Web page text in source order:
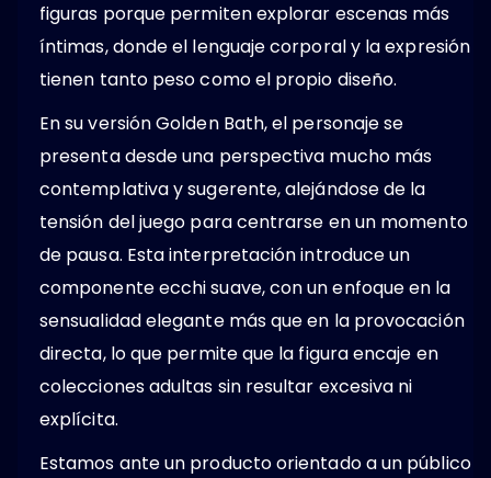
figuras porque permiten explorar escenas más
íntimas, donde el lenguaje corporal y la expresión
tienen tanto peso como el propio diseño.
En su versión Golden Bath, el personaje se
presenta desde una perspectiva mucho más
contemplativa y sugerente, alejándose de la
tensión del juego para centrarse en un momento
de pausa. Esta interpretación introduce un
componente ecchi suave, con un enfoque en la
sensualidad elegante más que en la provocación
directa, lo que permite que la figura encaje en
colecciones adultas sin resultar excesiva ni
explícita.
Estamos ante un producto orientado a un público